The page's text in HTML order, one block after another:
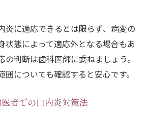
炎に適応できるとは限らず、病変の
状態によって適応外となる場合もあ
の判断は歯科医師に委ねましょう。
についても確認すると安心です。
者での口内炎対策法